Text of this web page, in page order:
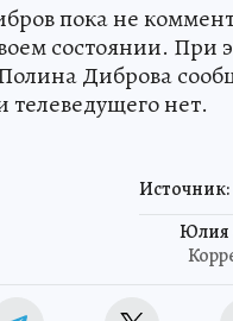
пока не
состоянии. При
Диброва
телеведущего нет.
Источник: